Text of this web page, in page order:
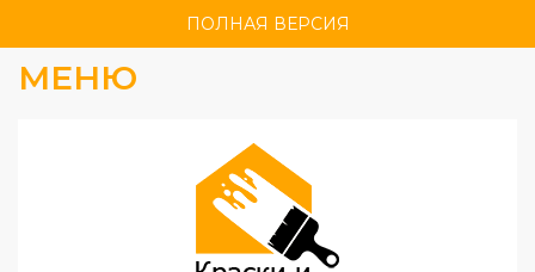
ПОЛНАЯ ВЕРСИЯ
МЕНЮ